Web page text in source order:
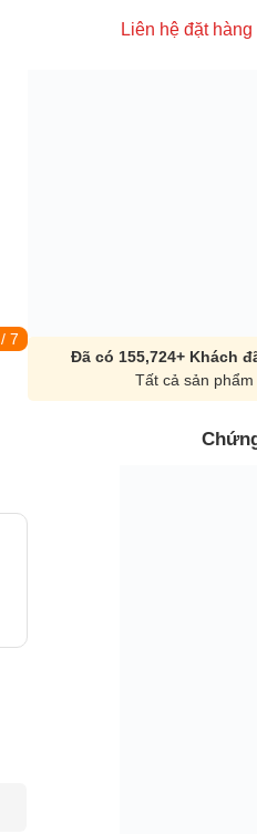
/ 7
Liên hệ đặt hàng
Đã có 155,724+ Khách
Tất cả sản